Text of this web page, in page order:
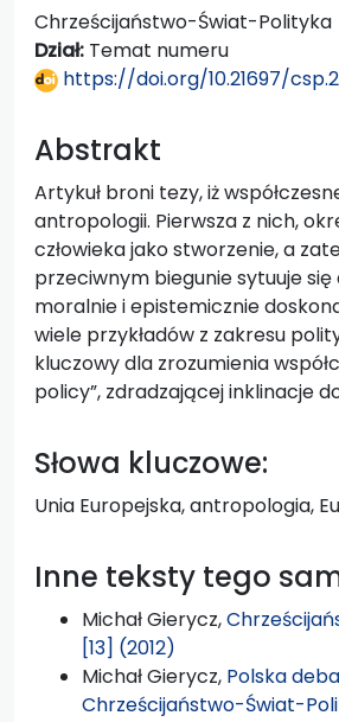
Chrześcijaństwo-Świat-Polityka
Dział: Temat numeru
https://doi.org/10.21697/
Abstrakt
Artykuł broni tezy, iż
antropologii. Pierwsza z nich,
człowieka jako stworzenie, a
przeciwnym biegunie sytuuje
moralnie i epistemicznie
wiele przykładów z zakresu
kluczowy dla zrozumienia
policy”, zdradzającej inklinacje
Słowa kluczowe:
Unia Europejska, antropologia,
Inne teksty tego
Michał Gierycz,
[13] (2012)
Michał Gierycz, Polska
Chrześcijaństwo-Świat-